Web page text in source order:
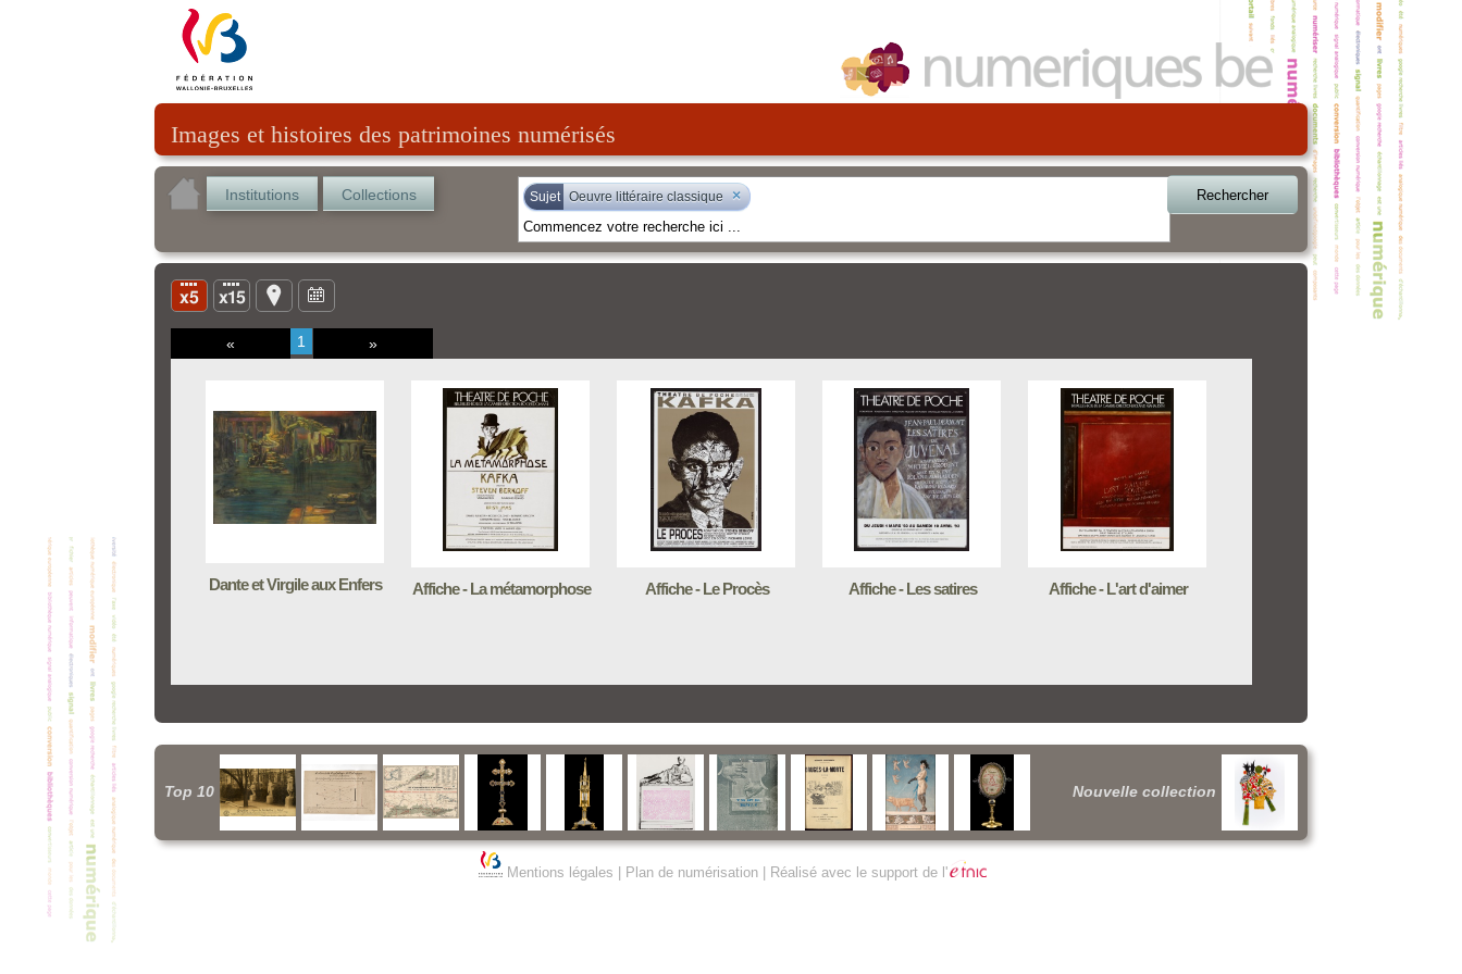
Images et histoires des patrimoines numérisés
Institutions Collections Sujet Oeuvre littéraire classique × Rechercher
« 1 »
Dante et Virgile aux Enfers Affiche - La métamorphose Affiche - Le Procès Affiche - Les satires Affiche - L'art d'aimer
Top 10 Nouvelle collection
Mentions légales Plan de numérisation| Réalisé avec le support de l'